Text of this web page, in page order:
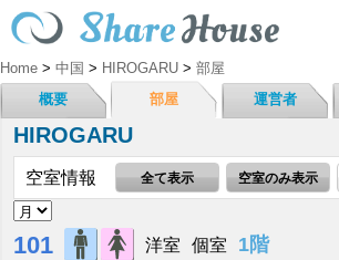
Home > 中国 > HIROGARU > 部屋
概要
部屋 運営者
HIROGARU
空室情報 全て表示 空室のみ表示
101 洋室 個室 1階